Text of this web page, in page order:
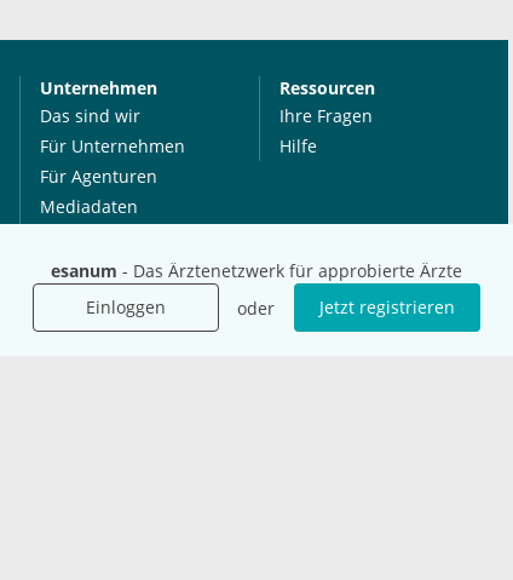
esanum - Das Ärztenetzwerk für approbierte Ärzte
Einloggen
oder Jetzt registrieren
Unternehmen
Das sind wir
Für Unternehmen
Für Agenturen
Mediadaten
Karriere
Ressourcen
Ihre Fragen
Hilfe